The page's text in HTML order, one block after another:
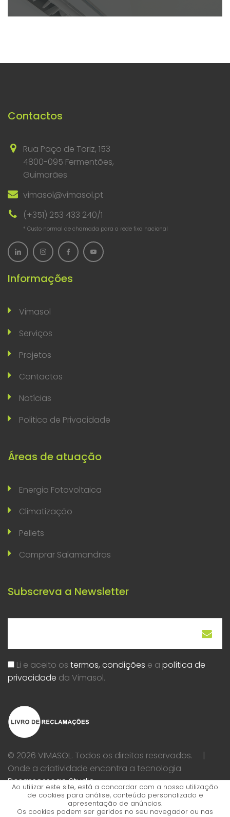
Contactos
Rua Paço de Toriz, 153
4800-095 Fermentões,
Guimarães
vimasol@vimasol.pt
(+351) 253 433 240/1
* Custo normal de chamada para a rede fixa nacional
Informações
Vimasol
Serviços
Projetos
Contactos
Notícias
Politica de Privacidade
Áreas de atuação
Energia Fotovoltaica
Climatização
Pellets
Comprar Salamandras
Subscreva a Newsletter
Li e aceito os termos, condições e a política de
privacidade da Vimasol.
© 2026 VIMASOL. Todos os direitos reservados. |
Onde a criatividade encontra a tecnologia
Desassossego Studio
Ao utilizar este site, está a concordar com a nossa utilização
de cookies para análise, conteúdo personalizado e
apresentação de anúncios.
Os cookies podem ser geridos no seu navegador ou nas